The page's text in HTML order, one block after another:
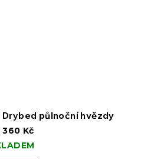
půlnoční hvězdy
360 Kč